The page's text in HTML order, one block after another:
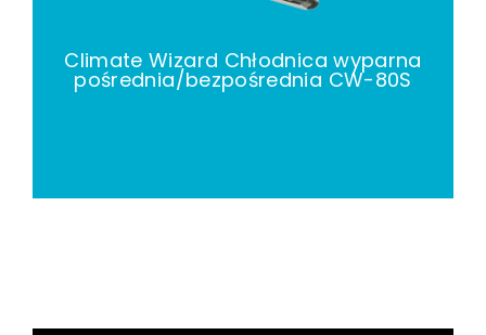
Climate Wizard Chłodnica wyparna
pośrednia/bezpośrednia CW-80S